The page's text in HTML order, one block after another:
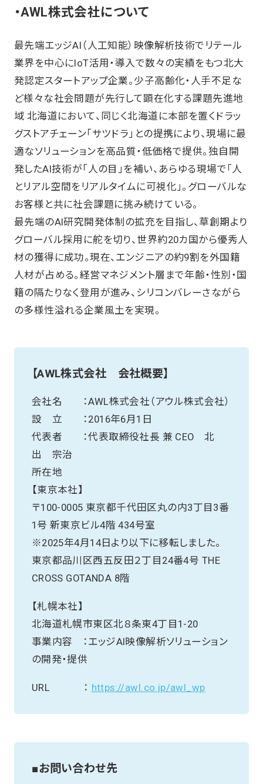
・AWL株式会社について
最先端エッジAI（人工知能）映像解析技術でリテール
業界を中心にIoT活用・導入で数々の実績をもつ北大
発認定スタートアップ企業。少子高齢化・人手不足な
ど様々な社会問題が先行して顕在化する課題先進地
域 北海道において、同じく北海道に本部を置くドラッ
グストアチェーン「サツドラ」との提携により、現場に最
適なソリューションを高品質・低価格で提供。独自開
発したAI技術が「人の目」を補い、あらゆる現場で「人
とリアル空間をリアルタイムに可視化」。グローバルな
お客様と共に社会課題に挑み続けている。
最先端のAI研究開発体制の拡充を目指し、草創期より
グローバル採用に舵を切り、世界約20カ国から優秀人
材の獲得に成功。現在、エンジニアの約9割を外国籍
人材が占める。経営マネジメント層まで年齢・性別・国
籍の隔たりなく登用が進み、シリコンバレーさながら
の多様性溢れる企業風土を実現。
【AWL株式会社 会社概要】
会社名 ：AWL株式会社（アウル株式会社）
設 立 ：2016年6月1日
代表者 ：代表取締役社長 兼 CEO 北
出 宗治
所在地
【東京本社】
〒100-0005 東京都千代田区丸の内3丁目3番
1号 新東京ビル4階 434号室
※2025年4月14日より以下に移転しました。
東京都品川区西五反田２丁目24番4号 THE
CROSS GOTANDA 8階
【札幌本社】
北海道札幌市東区北８条東4丁目1-20
事業内容 ：エッジAI映像解析ソリューション
の開発・提供
URL ： https://awl.co.jp/awl_wp
■お問い合わせ先